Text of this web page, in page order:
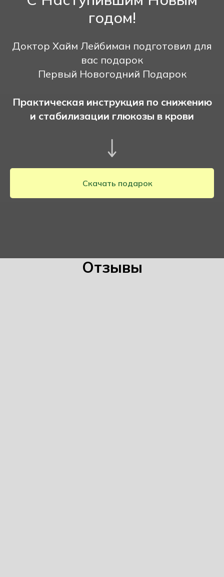
годом!
Доктор Хайм Лейбиман подготовил для
вас подарок
Первый Новогодний Подарок
Практическая инструкция по снижению
и стабилизации глюкозы в крови
Скачать подарок
Отзывы